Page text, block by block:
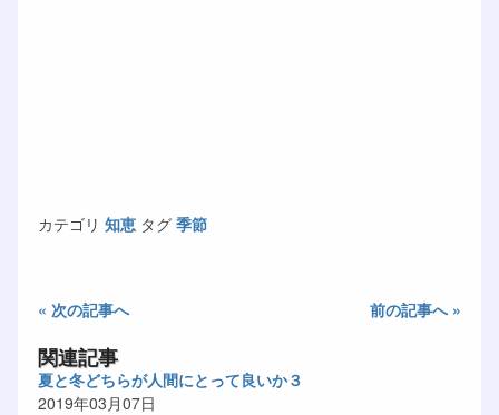
カテゴリ 知恵 タグ 季節
« 次の記事へ 前の記事へ »
関連記事
夏と冬どちらが人間にとって良いか３
2019年03月07日